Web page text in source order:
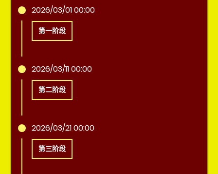
2026/03/01 00:00
第一阶段
2026/03/11 00:00
第二阶段
2026/03/21 00:00
第三阶段